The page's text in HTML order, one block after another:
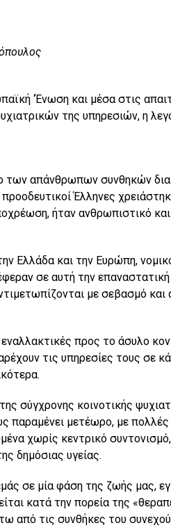
‘Ένωση και μέσα στις
της υπηρεσιών, η
των απάνθρωπων συνθηκών
Έλληνες
ήταν ανθρωπιστικό
Ελλάδα και την Ευρώπη,
σε αυτή την
με σεβασμό
προς το άσυλο
τις υπηρεσίες τους σε
σύγχρονης κοινοτικής
παραμένει μετέωρο, με
χωρίς κεντρικό
δημόσιας υγείας.
σε μία φάση της ζωής μας,
κατά την πορεία της
από τις συνθήκες του